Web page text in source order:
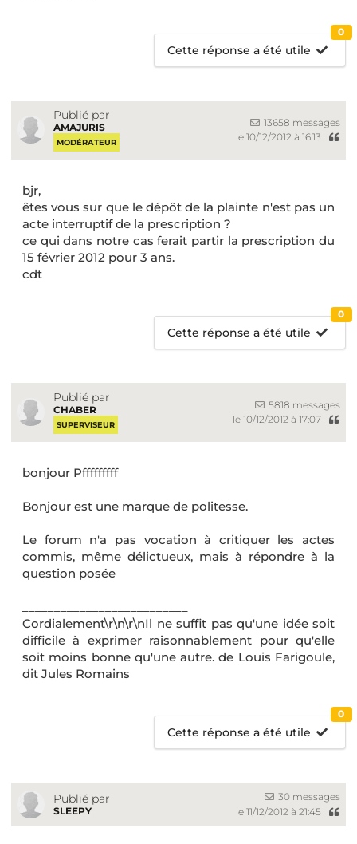
Cette réponse a été utile
0
Publié par
AMAJURIS
MODÉRATEUR
13658 messages
le 10/12/2012 à 16:13
bjr,
êtes vous sur que le dépôt de la plainte n'est pas un
acte interruptif de la prescription ?
ce qui dans notre cas ferait partir la prescription du
15 février 2012 pour 3 ans.
cdt
Cette réponse a été utile
0
Publié par
CHABER
SUPERVISEUR
5818 messages
le 10/12/2012 à 17:07
bonjour Pfffffffff
Bonjour est une marque de politesse.
Le forum n'a pas vocation à critiquer les actes
commis, même délictueux, mais à répondre à la
question posée
Cordialement\r\n\r\nIl ne suffit pas qu'une idée soit
difficile à exprimer raisonnablement pour qu'elle
soit moins bonne qu'une autre. de Louis Farigoule,
dit Jules Romains
Cette réponse a été utile
0
Publié par
SLEEPY
30 messages
le 11/12/2012 à 21:45